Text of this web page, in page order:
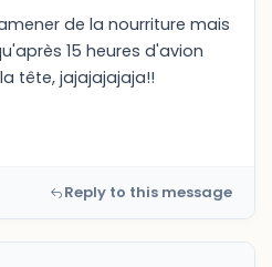
de la nourriture mais
15 heures d'avion
tête, jajajajajaja!!
Reply to this message